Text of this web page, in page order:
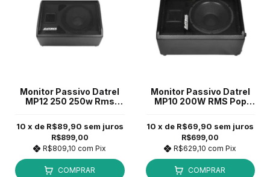
Monitor Passivo Datrel
MP12 250 250w Rms
R$899,00
R$809,10com Pix
10 x de R$89,90 sem juros
COMPRAR
Monitor Passivo Datrel
MP10 200W RMS Pop
R$699,00
R$629,10com Pix
10 x de R$69,90 sem juros
COMPRAR